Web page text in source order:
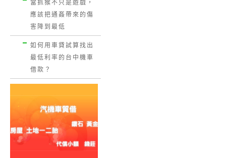
當抓猴不只是遊戲，
應該把通姦帶來的傷
害降到最低
如何用車貸試算找出
最低利率的台中機車
借款？